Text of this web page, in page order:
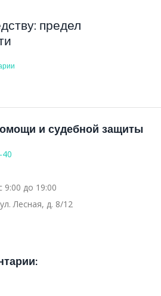
предел
и судебной защиты
9:00 до 19:00
Лесная, д. 8/12